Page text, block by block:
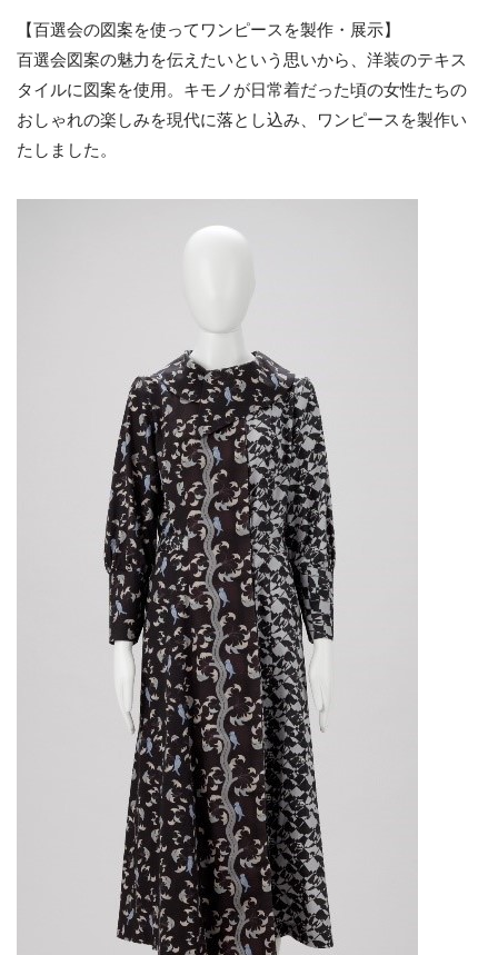
【百選会の図案を使ってワンピースを製作・展示】
百選会図案の魅力を伝えたいという思いから、洋装のテキス
タイルに図案を使用。キモノが日常着だった頃の女性たちの
おしゃれの楽しみを現代に落とし込み、ワンピースを製作い
たしました。